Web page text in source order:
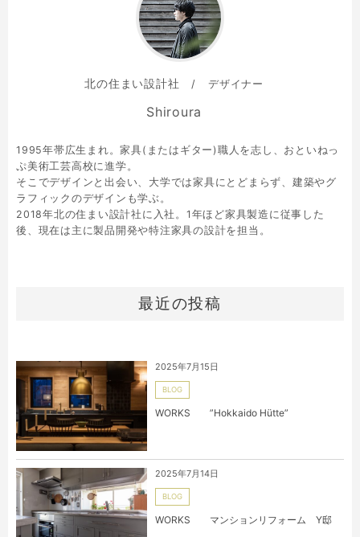
北の住まい設計社 デザイナー
Shiroura
1995年帯広生まれ。家具(またはギター)職人を志し、おといねっ
ぷ美術工芸高校に進学。
そこでデザインと出会い、大学では家具にとどまらず、建築やグ
ラフィックのデザインも学ぶ。
2018年北の住まい設計社に入社。1年ほど家具製造に従事した
後、現在は主に製品開発や特注家具の設計を担当。
最近の投稿
2025年7月15日
BLOG
WORKS ”Hokkaido Hütte”
2025年7月14日
BLOG
WORKS マンションリフォーム Y邸